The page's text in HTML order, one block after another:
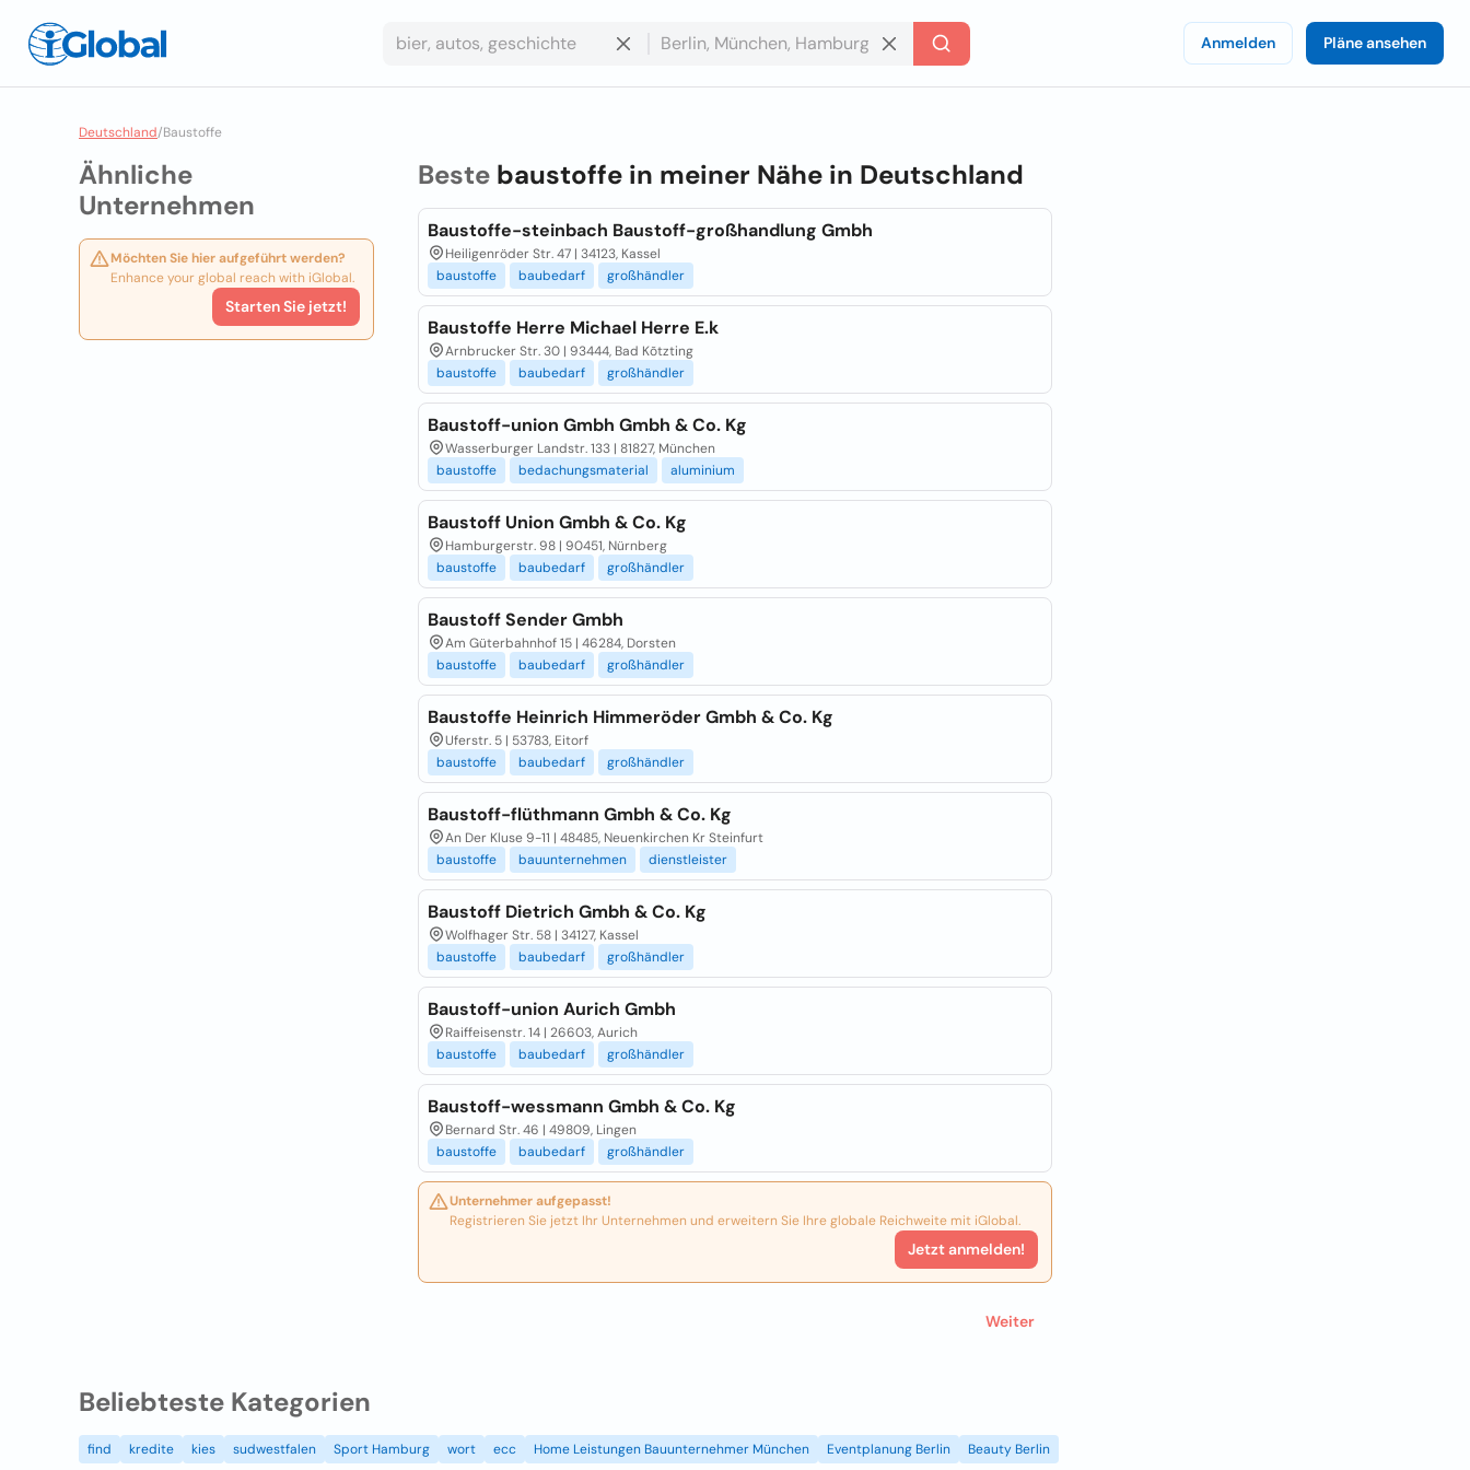
Anmelden Pläne ansehen
Deutschland/Baustoffe
Ähnliche
Unternehmen
Möchten Sie hier aufgeführt werden?
Enhance your global reach with iGlobal.
Starten Sie jetzt!
Beste baustoffe in meiner Nähe in Deutschland
Baustoffe-steinbach Baustoff-großhandlung Gmbh
Heiligenröder Str. 47 | 34123, Kassel
baustoffe
baubedarf großhändler
Baustoffe Herre Michael Herre E.k
Arnbrucker Str. 30 | 93444, Bad Kõtzting
baustoffe
baubedarf großhändler
Baustoff-union Gmbh Gmbh & Co. Kg
Wasserburger Landstr. 133 | 81827, München
baustoffe
bedachungsmaterial aluminium
Baustoff Union Gmbh & Co. Kg
Hamburgerstr. 98 | 90451, Nürnberg
baustoffe
baubedarf großhändler
Baustoff Sender Gmbh
Am Güterbahnhof 15 | 46284, Dorsten
baustoffe
baubedarf großhändler
Baustoffe Heinrich Himmeröder Gmbh & Co. Kg
Uferstr. 5 | 53783, Eitorf
baustoffe
baubedarf großhändler
Baustoff-flüthmann Gmbh & Co. Kg
An Der Kluse 9-11 | 48485, Neuenkirchen Kr Steinfurt
baustoffe
bauunternehmen dienstleister
Baustoff Dietrich Gmbh & Co. Kg
Wolfhager Str. 58 | 34127, Kassel
baustoffe
baubedarf großhändler
Baustoff-union Aurich Gmbh
Raiffeisenstr. 14 | 26603, Aurich
baustoffe
baubedarf großhändler
Baustoff-wessmann Gmbh & Co. Kg
Bernard Str. 46 | 49809, Lingen
baustoffe
baubedarf großhändler
Unternehmer aufgepasst!
Registrieren Sie jetzt Ihr Unternehmen und erweitern Sie Ihre globale Reichweite mit iGlobal.
Jetzt anmelden!
Weiter
Beliebteste Kategorien
find kredite kies sudwestfalen Sport Hamburg wort ecc Home Leistungen Bauunternehmer München Eventplanung Berlin Beauty Berlin